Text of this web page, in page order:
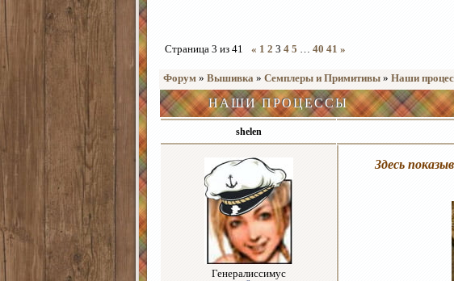
Страница 3 из 41 « 1 2 3 4 5 … 40 41 »
Форум » Вышивка » Семплеры и Примитивы » Наши
НАШИ ПРОЦЕССЫ
shelen
Генералиссимус
Здесь